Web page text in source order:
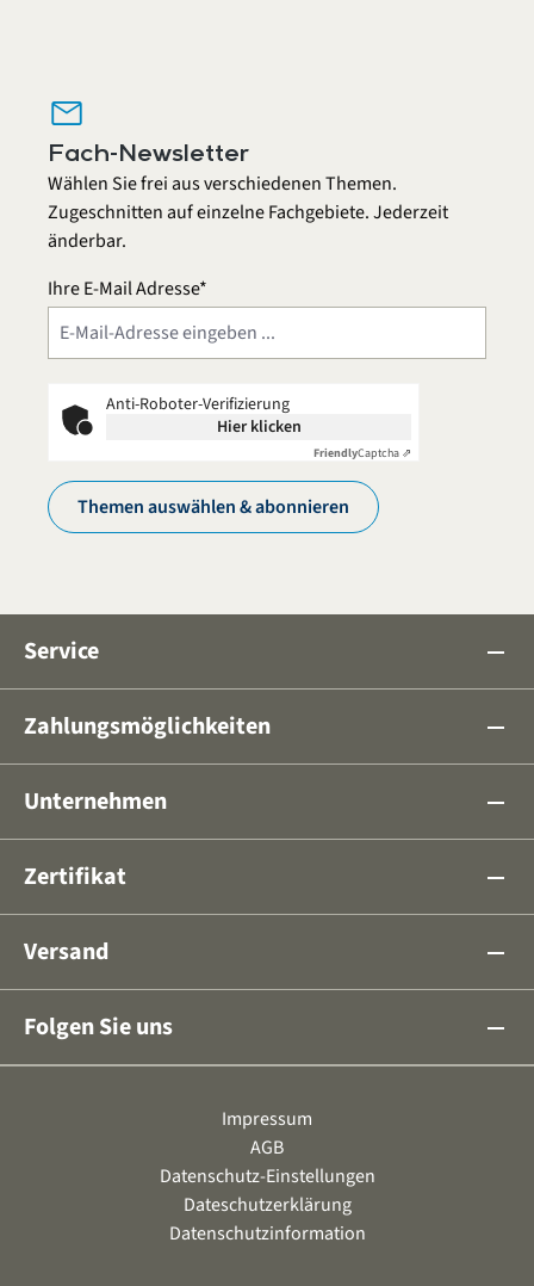
mail
Fach-Newsletter
Wählen Sie frei aus verschiedenen Themen.
Zugeschnitten auf einzelne Fachgebiete. Jederzeit
änderbar.
Ihre E-Mail Adresse*
Anti-Roboter-Verifizierung
Hier klicken
FriendlyCaptcha ⇗
Themen auswählen & abonnieren
Service remove
Zahlungsmöglichkeiten remove
Unternehmen remove
Zertifikat remove
Versand remove
Folgen Sie uns remove
Impressum
AGB
Datenschutz-Einstellungen
Dateschutzerklärung
Datenschutzinformation